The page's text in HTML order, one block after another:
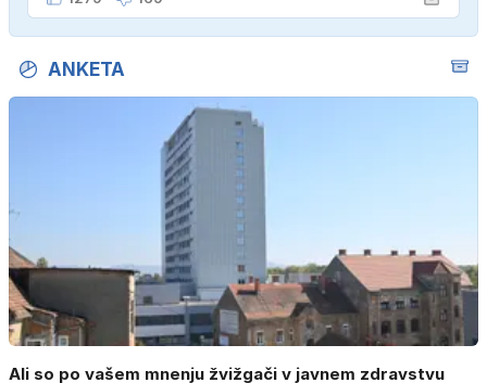
ANKETA
Ali so po vašem mnenju žvižgači v javnem zdravstvu